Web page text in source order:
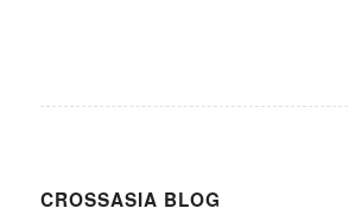
CROSSASIA BLOG